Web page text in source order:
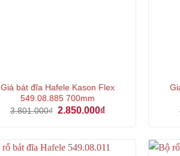
Giá bát đĩa Hafele Kason Flex
549.08.885 700mm
3.801.000₫ Giá
2.850.000₫Giá
2.850.000₫.